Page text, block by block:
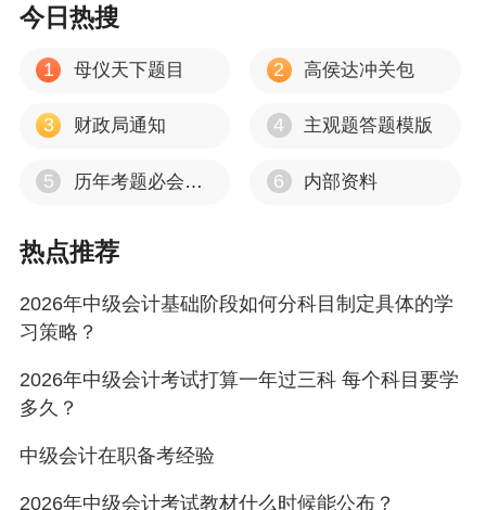
今日热搜
1 母仪天下题目 2 高侯达冲关包
3 财政局通知 4 主观题答题模版
5 历年考题必会考点 6 内部资料
热点推荐
2026年中级会计基础阶段如何分科目制定具体的学
习策略？
2026年中级会计考试打算一年过三科 每个科目要学
多久？
中级会计在职备考经验
2026年中级会计考试教材什么时候能公布？